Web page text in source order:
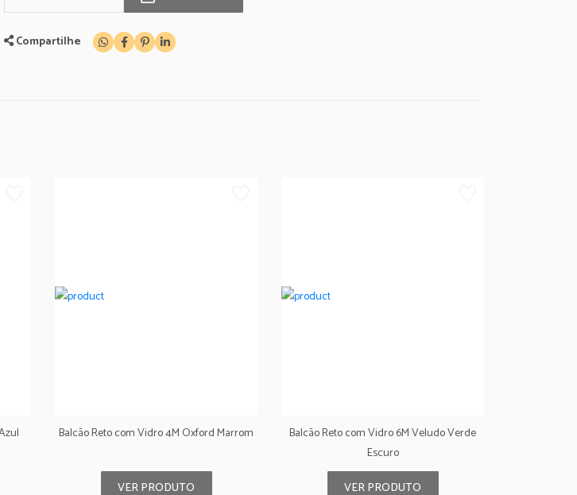
Compartilhe
Balcão Reto com Vidro 4M Oxford Marrom
VER PRODUTO
Balcão Reto com Vidro 6M Veludo Verde
Escuro
VER PRODUTO